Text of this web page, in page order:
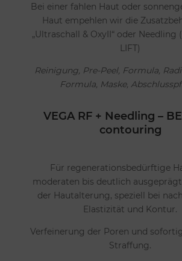
Bei einer fahlen Haut oder
Haut empehlen wir die
„Ultraschall & OxyII“ oder Needling
LIFT)
Reinigung, Pre-Peel, Formula,
Formula, Maske,
VEGA RF + Needling –
contouring
Für regenerationsbedürftige
moderaten bis deutlich
der Hautalterung, speziell bei
Elastizität und Kontur.
Verfeinerung der Poren und
Straffung.